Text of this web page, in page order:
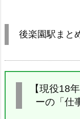
後楽園駅まと
【現役18
ーの「仕